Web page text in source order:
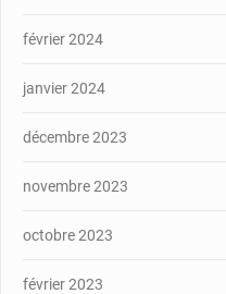
février 2024
janvier 2024
décembre 2023
novembre 2023
octobre 2023
février 2023